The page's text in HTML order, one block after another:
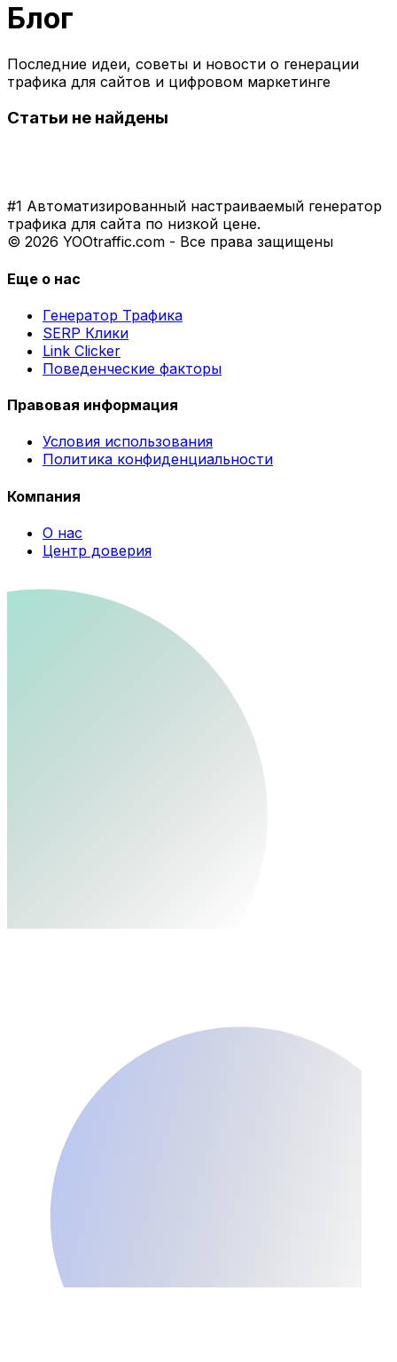
Блог
Последние идеи, советы и новости о генерации
трафика для сайтов и цифровом маркетинге
Статьи не найдены
#1 Автоматизированный настраиваемый генератор
трафика для сайта по низкой цене.
© 2026 YOOtraffic.com - Все права защищены
Еще о нас
Генератор Трафика
SERP Клики
Link Clicker
Поведенческие факторы
Правовая информация
Условия использования
Политика конфиденциальности
Компания
О нас
Центр доверия